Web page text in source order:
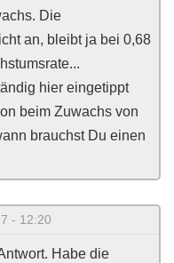
Die
an, bleibt ja bei 0,68
hier eingetippt
beim Zuwachs von
brauchst Du einen
- 12:20
Habe die